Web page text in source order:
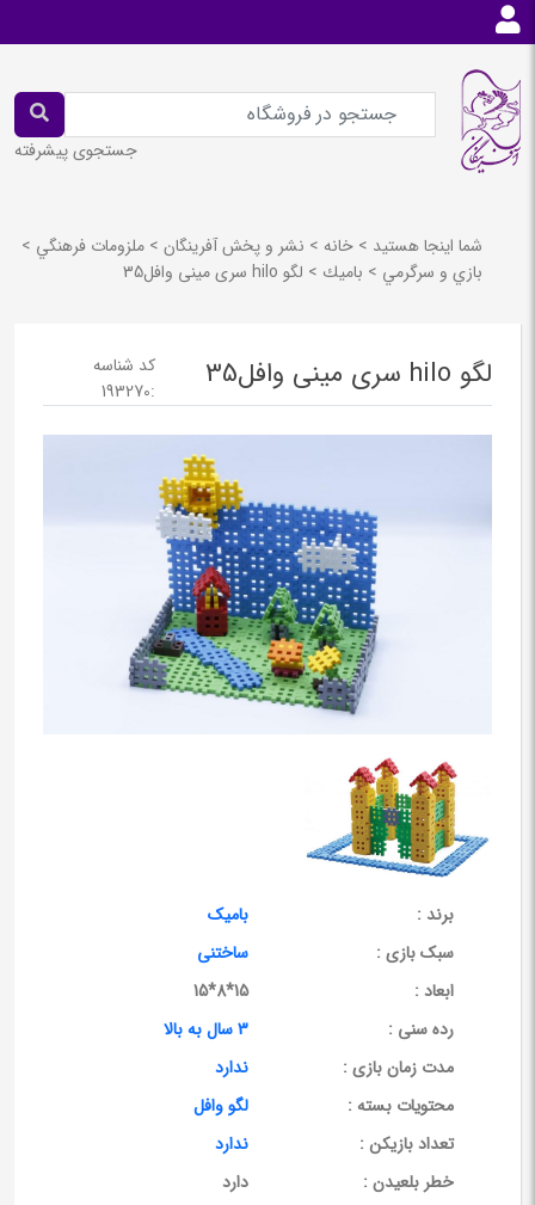
جستجوی پیشرفته
شما اینجا هستید > خانه > نشر و پخش آفرينگان > ملزومات فرهنگي >
بازي و سرگرمي > باميك > لگو hilo سری مینی وافل35
لگو hilo سری مینی وافل35
کد شناسه
:
193270
برند :
بامیک
سبک بازی :
ساختنی
ابعاد :
15*8*15
رده سنی :
3 سال به بالا
مدت زمان بازی :
ندارد
محتویات بسته :
لگو وافل
تعداد بازیکن :
ندارد
خطر بلعیدن :
دارد